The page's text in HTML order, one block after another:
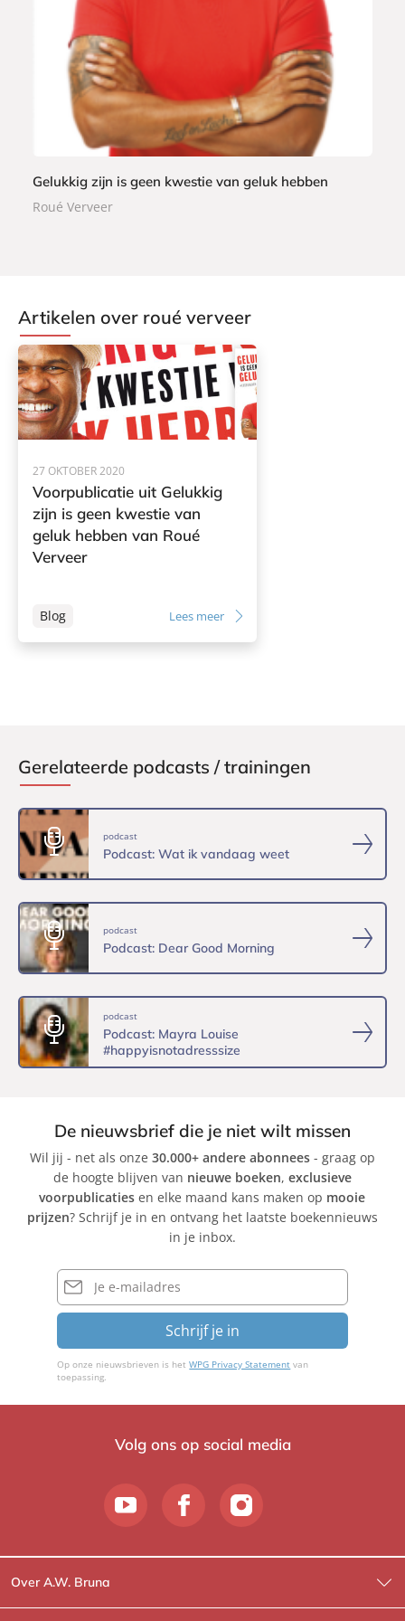
Gelukkig zijn is geen kwestie van geluk hebben
Roué Verveer
Artikelen over roué verveer
27 OKTOBER 2020
Voorpublicatie uit Gelukkig
zijn is geen kwestie van
geluk hebben van Roué
Verveer
Blog Lees meer
Gerelateerde podcasts / trainingen
podcast
Podcast: Wat ik vandaag weet
podcast
Podcast: Dear Good Morning
podcast
Podcast: Mayra Louise
#happyisnotadresssize
De nieuwsbrief die je niet wilt missen
Wil jij - net als onze 30.000+ andere abonnees- graag op
de hoogte blijven van nieuwe boeken, exclusieve
voorpublicaties en elke maand kans maken op mooie
prijzen? Schrijf je in en ontvang het laatste boekennieuws
in je inbox.
E-
mailadres
Schrijf je in
Op onze nieuwsbrieven is hetWPG Privacy Statement van
toepassing.
Volg ons op social media
Over A.W. Bruna
Wat wij doen